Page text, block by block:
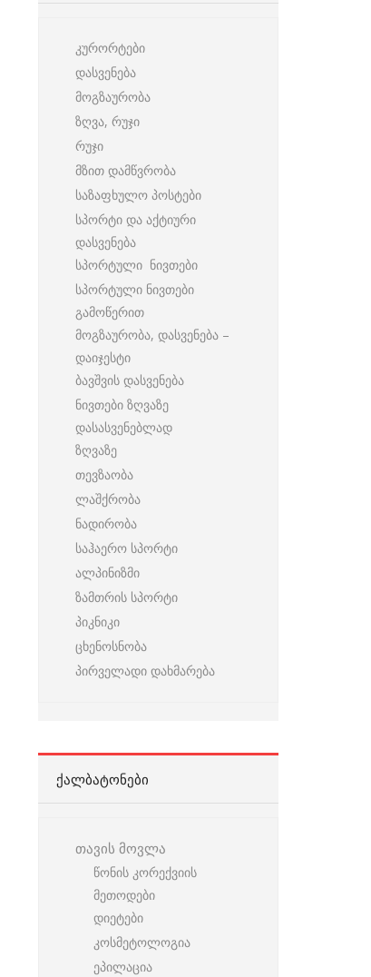
კურორტები
დასვენება
მოგზაურობა
ზღვა, რუჯი
რუჯი
მზით დამწვრობა
საზაფხულო პოსტები
სპორტი და აქტიური
დასვენება
სპორტული ნივთები
სპორტული ნივთები
გამოწერით
მოგზაურობა, დასვენება –
დაიჯესტი
ბავშვის დასვენება
ნივთები ზღვაზე
დასასვენებლად
ზღვაზე
თევზაობა
ლაშქრობა
ნადირობა
საჰაერო სპორტი
ალპინიზმი
ზამთრის სპორტი
პიკნიკი
ცხენოსნობა
პირველადი დახმარება
ᲥᲐᲚᲑᲐᲢᲝᲜᲔᲑᲘ
თავის მოვლა
წონის კორექვიის
მეთოდები
დიეტები
კოსმეტოლოგია
ეპილაცია